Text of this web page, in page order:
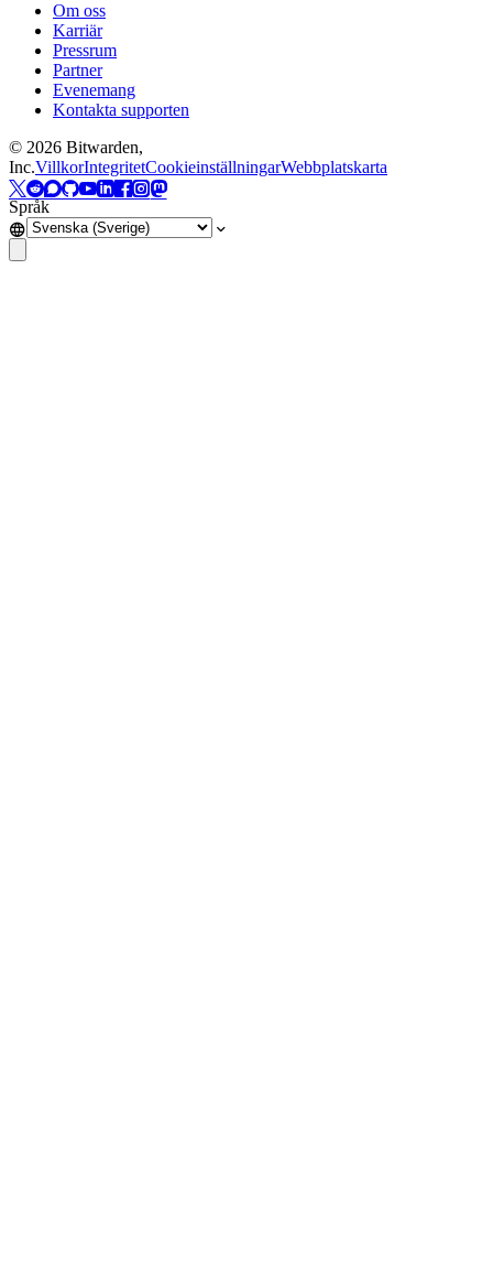
Om oss
Karriär
Pressrum
Partner
Evenemang
Kontakta supporten
© 2026 Bitwarden,
Inc.VillkorIntegritetCookieinställningarWebbplatskarta
Språk